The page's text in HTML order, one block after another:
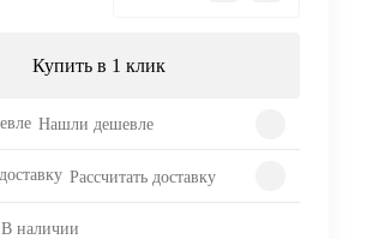
Купить в 1 клик
Нашли дешевле
Рассчитать доставку
В наличии